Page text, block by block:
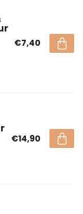
€7,40
€14,90